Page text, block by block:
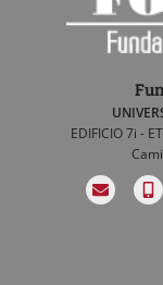
EDIFICIO 7i -